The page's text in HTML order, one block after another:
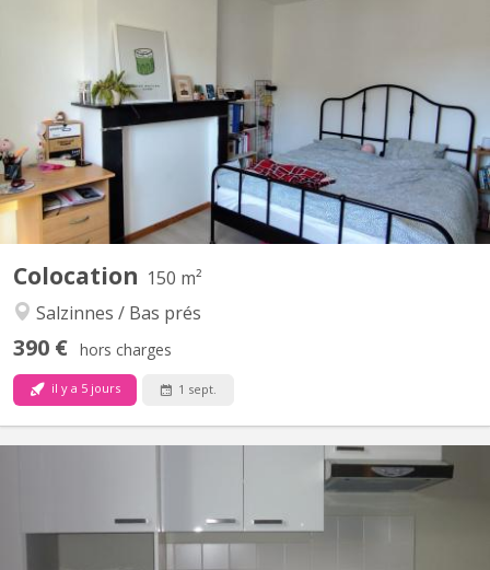
Colocation 150 m²
Salzinnes / Bas prés
390 € hors charges
il y a 5 jours 1 sept.
🏡 chambre colocation salzinnes Une chambre disponible dans
une colocation féminine étudiante à Salzinnes, disponible à partir
du 1er septembre 2026 ! 🙂 - Chambre de 16m² - 2 salles de bain,
à partager avec 3 autres colocataires - Chambre située au 2eme
étage La colocation: - Maison avec jardin...
KN 399
Cuisine et sdb privées. À côté de l henalux Uniquement pour